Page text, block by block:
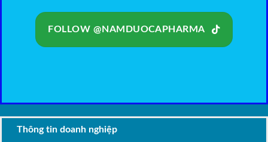
FOLLOW @NAMDUOCAPHARMA
Thông tin doanh nghiệp